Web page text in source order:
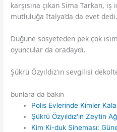
karşısına çıkan Sima Tarkan,
mutluluğa İtalya’da da evet dedi.
Düğüne sosyeteden pek çok
oyuncular da oradaydı.
Şükrü Özyıldız'ın sevgilisi
bunlara da bakın
Polis Evlerinde Kimler
Şükrü Özyıldız'ın Zeytin
Kim Ki-duk Sineması: